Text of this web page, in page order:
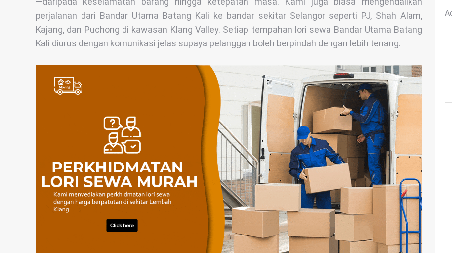
perjalanan dari Bandar Utama Batang Kali ke bandar sekitar Selangor seperti PJ, Shah Alam,
Kajang, dan Puchong di kawasan Klang Valley. Setiap tempahan lori sewa Bandar Utama Batang
Kali diurus dengan komunikasi jelas supaya pelanggan boleh berpindah dengan lebih tenang.